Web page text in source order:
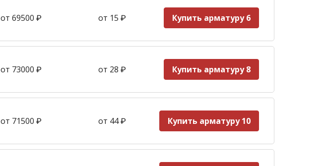
от 69500 ₽ от 15 ₽ Купить арматуру 6
от 73000 ₽ от 28 ₽ Купить арматуру 8
от 71500 ₽ от 44₽ Купить арматуру 10